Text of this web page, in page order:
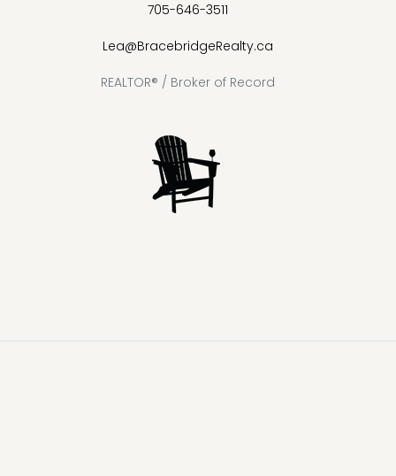
705-646-3511
Lea@BracebridgeRealty.ca
REALTOR® / Broker of Record